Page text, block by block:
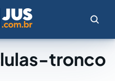
tronco